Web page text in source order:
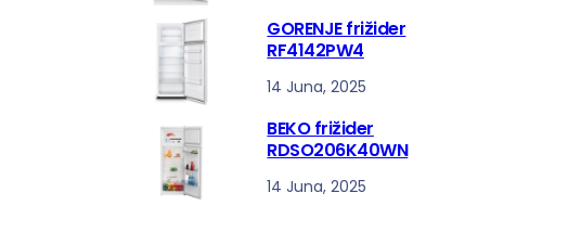
GORENJE frižider
RF4142PW4
14 Juna, 2025
BEKO frižider
RDSO206K40WN
14 Juna, 2025